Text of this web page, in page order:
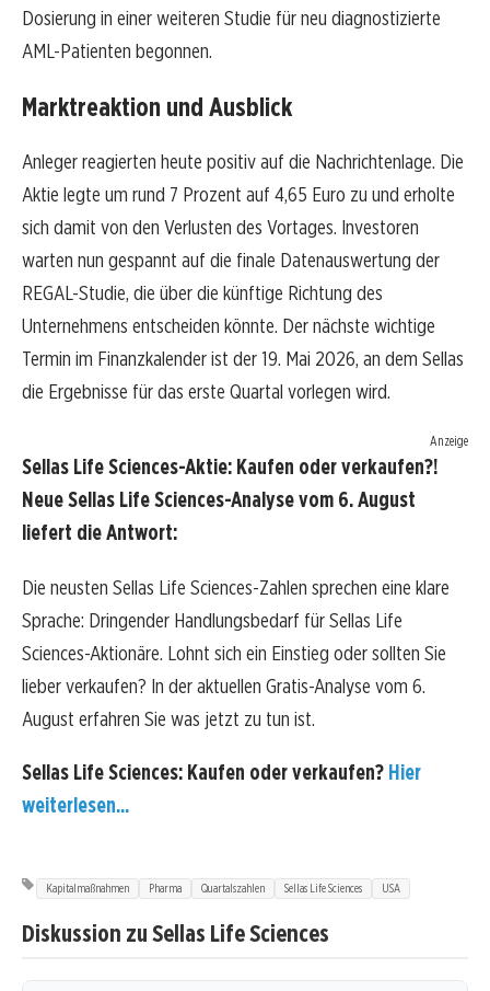
Dosierung in einer weiteren Studie für neu diagnostizierte
AML-Patienten begonnen.
Marktreaktion und Ausblick
Anleger reagierten heute positiv auf die Nachrichtenlage. Die
Aktie legte um rund 7 Prozent auf 4,65 Euro zu und erholte
sich damit von den Verlusten des Vortages. Investoren
warten nun gespannt auf die finale Datenauswertung der
REGAL-Studie, die über die künftige Richtung des
Unternehmens entscheiden könnte. Der nächste wichtige
Termin im Finanzkalender ist der 19. Mai 2026, an dem Sellas
die Ergebnisse für das erste Quartal vorlegen wird.
Anzeige
Sellas Life Sciences-Aktie: Kaufen oder verkaufen?!
Neue Sellas Life Sciences-Analyse vom 6. August
liefert die Antwort:
Die neusten Sellas Life Sciences-Zahlen sprechen eine klare
Sprache: Dringender Handlungsbedarf für Sellas Life
Sciences-Aktionäre. Lohnt sich ein Einstieg oder sollten Sie
lieber verkaufen? In der aktuellen Gratis-Analyse vom 6.
August erfahren Sie was jetzt zu tun ist.
Sellas Life Sciences: Kaufen oder verkaufen? Hier
weiterlesen...
Kapitalmaßnahmen Pharma Quartalszahlen Sellas Life Sciences USA
Diskussion zu Sellas Life Sciences